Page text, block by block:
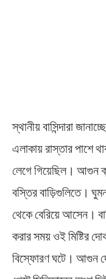
স্থানীয় বাসিন্দারা
এলাকায় রাস্তার পাশে
লেগে গিয়েছিল। আগুন
বস্তির বাড়িগুলিতে।
থেকে বেরিয়ে আসেন।
করার সময় ওই মিষ্টির
বিস্ফোরণ ঘটে। আগুন